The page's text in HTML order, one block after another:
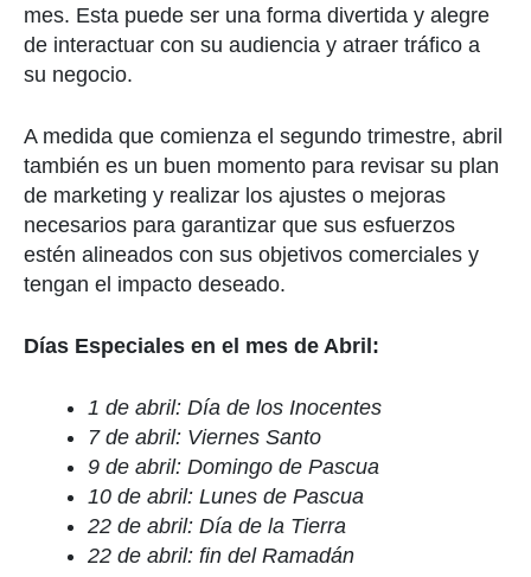
mes. Esta puede ser una forma divertida y alegre
de interactuar con su audiencia y atraer tráfico a
su negocio.
A medida que comienza el segundo trimestre, abril
también es un buen momento para revisar su plan
de marketing y realizar los ajustes o mejoras
necesarios para garantizar que sus esfuerzos
estén alineados con sus objetivos comerciales y
tengan el impacto deseado.
Días Especiales en el mes de Abril:
1 de abril: Día de los Inocentes
7 de abril: Viernes Santo
9 de abril: Domingo de Pascua
10 de abril: Lunes de Pascua
22 de abril: Día de la Tierra
22 de abril: fin del Ramadán